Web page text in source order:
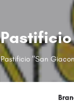
Pastificio